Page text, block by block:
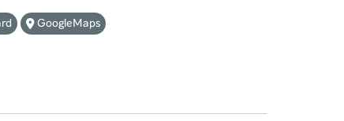
GoogleMaps